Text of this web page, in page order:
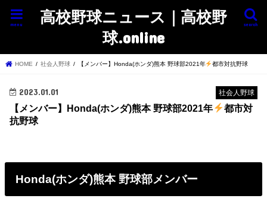
高校野球ニュース｜高校野
球.online
search
menu
HOME 社会人野球 【メンバー】Honda(ホンダ)熊本 野球部2021年 都市対抗野球
社会人野球
2023.01.01
【メンバー】Honda(ホンダ)熊本 野球部2021年
都市対
抗野球
Honda(ホンダ)熊本 野球部メンバー